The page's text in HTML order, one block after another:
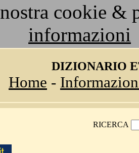
nostra cookie &
informazioni
DIZIONARIO
Home -
RICERCA